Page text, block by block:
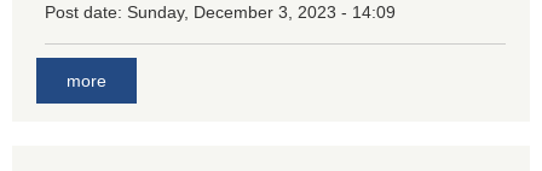
Post date: Sunday, December 3, 2023 - 14:09
more